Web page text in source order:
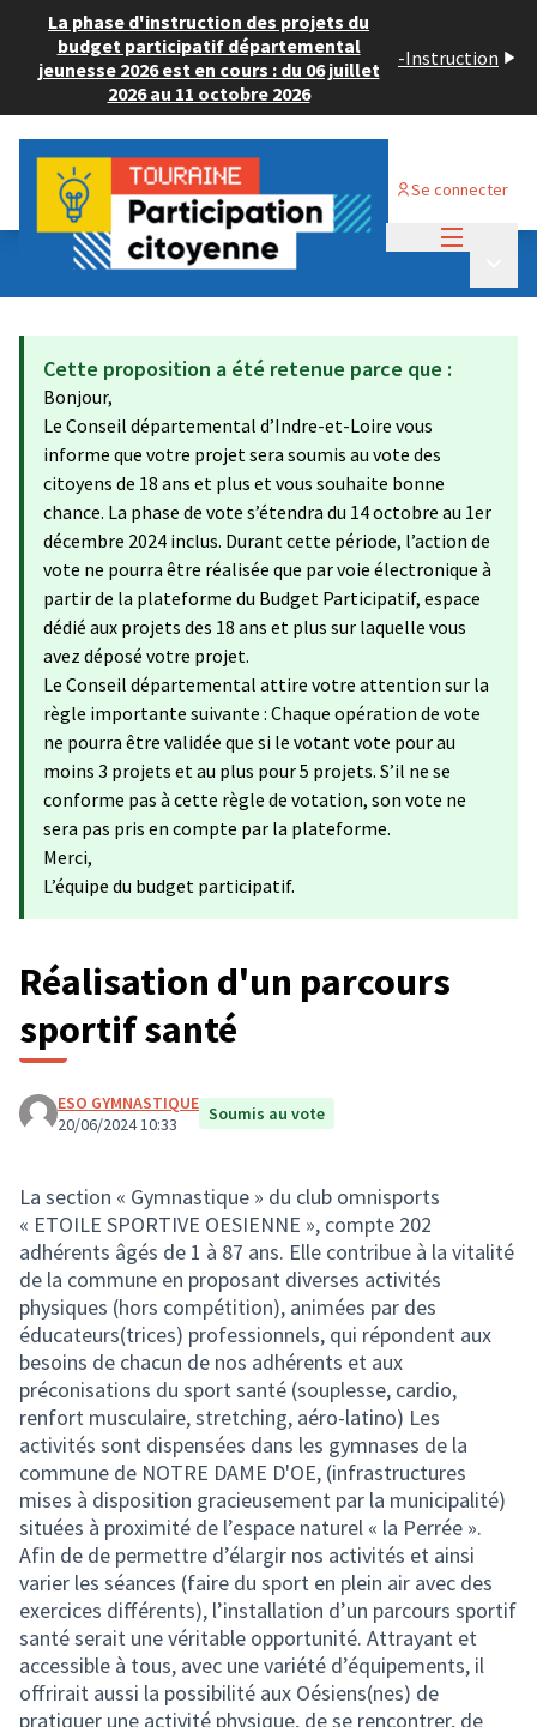
La phase d'instruction des projets du
budget participatif départemental
jeunesse 2026 est en cours : du 06 juillet
2026 au 11 octobre 2026
-Instruction
Se connecter
Budget Participatif ADULTE 2024
💡 Déposer un projet
Cette proposition a été retenue parce que :
Bonjour,
Le Conseil départemental d’Indre-et-Loire vous
informe que votre projet sera soumis au vote des
citoyens de 18 ans et plus et vous souhaite bonne
chance. La phase de vote s’étendra du 14 octobre au 1er
décembre 2024 inclus. Durant cette période, l’action de
vote ne pourra être réalisée que par voie électronique à
partir de la plateforme du Budget Participatif, espace
dédié aux projets des 18 ans et plus sur laquelle vous
avez déposé votre projet.
Le Conseil départemental attire votre attention sur la
règle importante suivante : Chaque opération de vote
ne pourra être validée que si le votant vote pour au
moins 3 projets et au plus pour 5 projets. S’il ne se
conforme pas à cette règle de votation, son vote ne
sera pas pris en compte par la plateforme.
Merci,
L’équipe du budget participatif.
Réalisation d'un parcours
sportif santé
ESO GYMNASTIQUE
20/06/2024 10:33
Soumis au vote
La section « Gymnastique » du club omnisports
« ETOILE SPORTIVE OESIENNE », compte 202
adhérents âgés de 1 à 87 ans. Elle contribue à la vitalité
de la commune en proposant diverses activités
physiques (hors compétition), animées par des
éducateurs(trices) professionnels, qui répondent aux
besoins de chacun de nos adhérents et aux
préconisations du sport santé (souplesse, cardio,
renfort musculaire, stretching, aéro-latino) Les
activités sont dispensées dans les gymnases de la
commune de NOTRE DAME D'OE, (infrastructures
mises à disposition gracieusement par la municipalité)
situées à proximité de l’espace naturel « la Perrée ».
Afin de de permettre d’élargir nos activités et ainsi
varier les séances (faire du sport en plein air avec des
exercices différents), l’installation d’un parcours sportif
santé serait une véritable opportunité. Attrayant et
accessible à tous, avec une variété d’équipements, il
offrirait aussi la possibilité aux Oésiens(nes) de
pratiquer une activité physique, de se rencontrer, de